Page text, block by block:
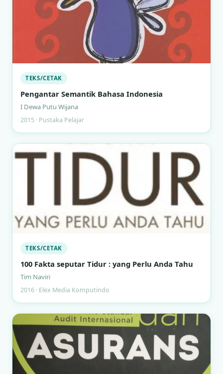
TEKS/CETAK
Pengantar Semantik Bahasa Indonesia
I Dewa Putu Wijana
2015 · Pustaka Pelajar
TEKS/CETAK
100 Fakta seputar Tidur : yang Perlu Anda Tahu
Tim Naviri
2016 · Elex Media Komputindo